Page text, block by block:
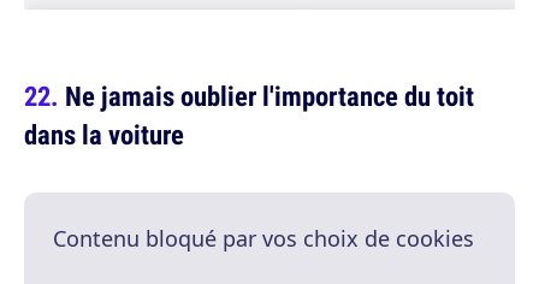
Ne jamais oublier l'importance du toit
dans la voiture
Contenu bloqué par vos choix de cookies